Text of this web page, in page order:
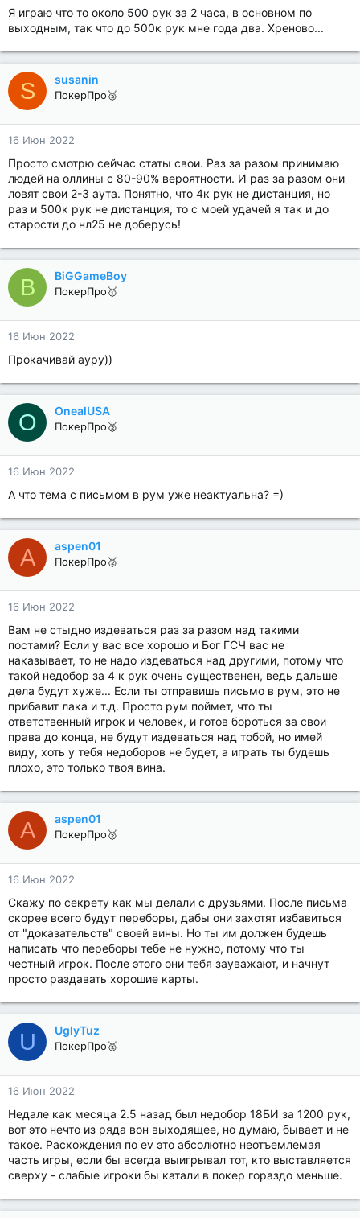
Я играю что то около 500 рук за 2 часа, в основном по
выходным, так что до 500к рук мне года два. Хреново...
S susanin
ПокерПро🥈
16 Июн 2022
Просто смотрю сейчас статы свои. Раз за разом принимаю
людей на оллины с 80-90% вероятности. И раз за разом они
ловят свои 2-3 аута. Понятно, что 4к рук не дистанция, но
раз и 500к рук не дистанция, то с моей удачей я так и до
старости до нл25 не доберусь!
B BiGGameBoy
ПокерПро🥇
16 Июн 2022
Прокачивай ауру))
O OnealUSA
ПокерПро🥈
16 Июн 2022
А что тема с письмом в рум уже неактуальна? =)
A aspen01
ПокерПро🥈
16 Июн 2022
Вам не стыдно издеваться раз за разом над такими
постами? Если у вас все хорошо и Бог ГСЧ вас не
наказывает, то не надо издеваться над другими, потому что
такой недобор за 4 к рук очень существенен, ведь дальше
дела будут хуже... Если ты отправишь письмо в рум, это не
прибавит лака и т.д. Просто рум поймет, что ты
ответственный игрок и человек, и готов бороться за свои
права до конца, не будут издеваться над тобой, но имей
виду, хоть у тебя недоборов не будет, а играть ты будешь
плохо, это только твоя вина.
A aspen01
ПокерПро🥈
16 Июн 2022
Скажу по секрету как мы делали с друзьями. После письма
скорее всего будут переборы, дабы они захотят избавиться
от "доказательств" своей вины. Но ты им должен будешь
написать что переборы тебе не нужно, потому что ты
честный игрок. После этого они тебя зауважают, и начнут
просто раздавать хорошие карты.
U UglyTuz
ПокерПро🥈
16 Июн 2022
Недале как месяца 2.5 назад был недобор 18БИ за 1200 рук,
вот это нечто из ряда вон выходящее, но думаю, бывает и не
такое. Расхождения по ev это абсолютно неотъемлемая
часть игры, если бы всегда выигрывал тот, кто выставляется
сверху - слабые игроки бы катали в покер гораздо меньше.